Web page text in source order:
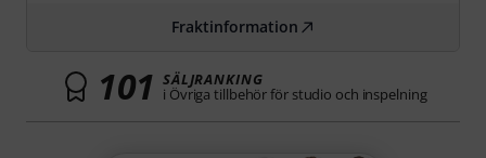
Fraktinformation
101 SÄLJRANKING
i Övriga tillbehör för studio och inspelning